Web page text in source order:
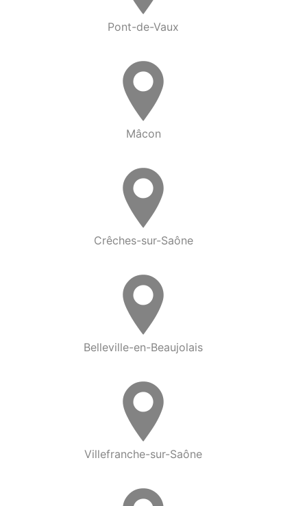
Pont-de-Vaux
Mâcon
Crêches-sur-Saône
Belleville-en-Beaujolais
Villefranche-sur-Saône